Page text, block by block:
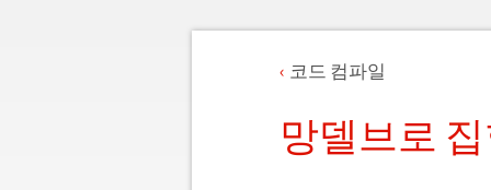
코드 컴파일
망델브로